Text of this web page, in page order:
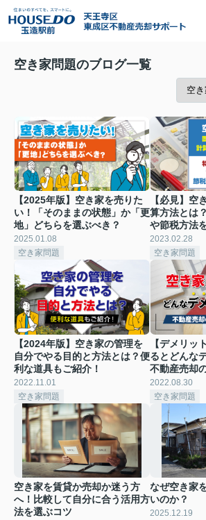
空き家問題のブログ一覧
【2025年版】空き家を売りた
い！「そのままの状態」か「更
地」どちらを選ぶべき？
2025.01.08
空き家問題
【必見】空
算方法とは
や節税方法
2023.02.28
空き家問題
【2024年版】空き家の管理を
自分でやる目的と方法とは？便
利な道具もご紹介！
2022.11.01
空き家問題
【デメリッ
るとどんな
不動産売却
2022.08.30
空き家問題
空き家を賃貸か売却か迷う方
へ！比較して自分に合う活用方
法を選ぶコツ
なぜ空き家
いのか？
2025.12.19